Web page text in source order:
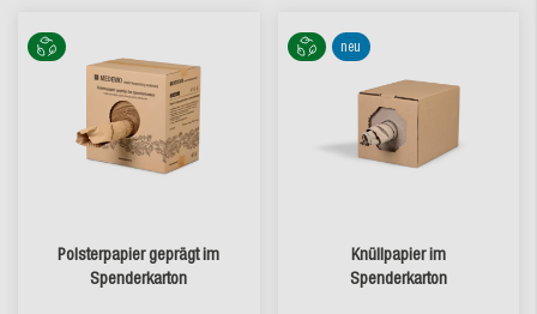
Polsterpapier geprägt im
Spenderkarton
neu
Knüllpapier im
Spenderkarton